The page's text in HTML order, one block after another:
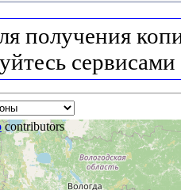
получения
сервисами
contributors